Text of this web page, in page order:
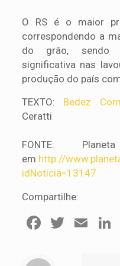
O RS é o maior
correspondendo a
do grão, sendo
significativa nas
produção do país
TEXTO: Bedez
Ceratti
FONTE:
em http://
idNoticia=13147
Compartilhe:
Facebook